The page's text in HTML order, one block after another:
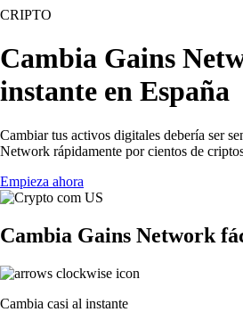
CRIPTO
Cambia Gains
instante en España
Cambiar tus activos digitales debería ser
Network rápidamente por cientos de
Empieza ahora
Cambia Gains Network
Cambia casi al instante